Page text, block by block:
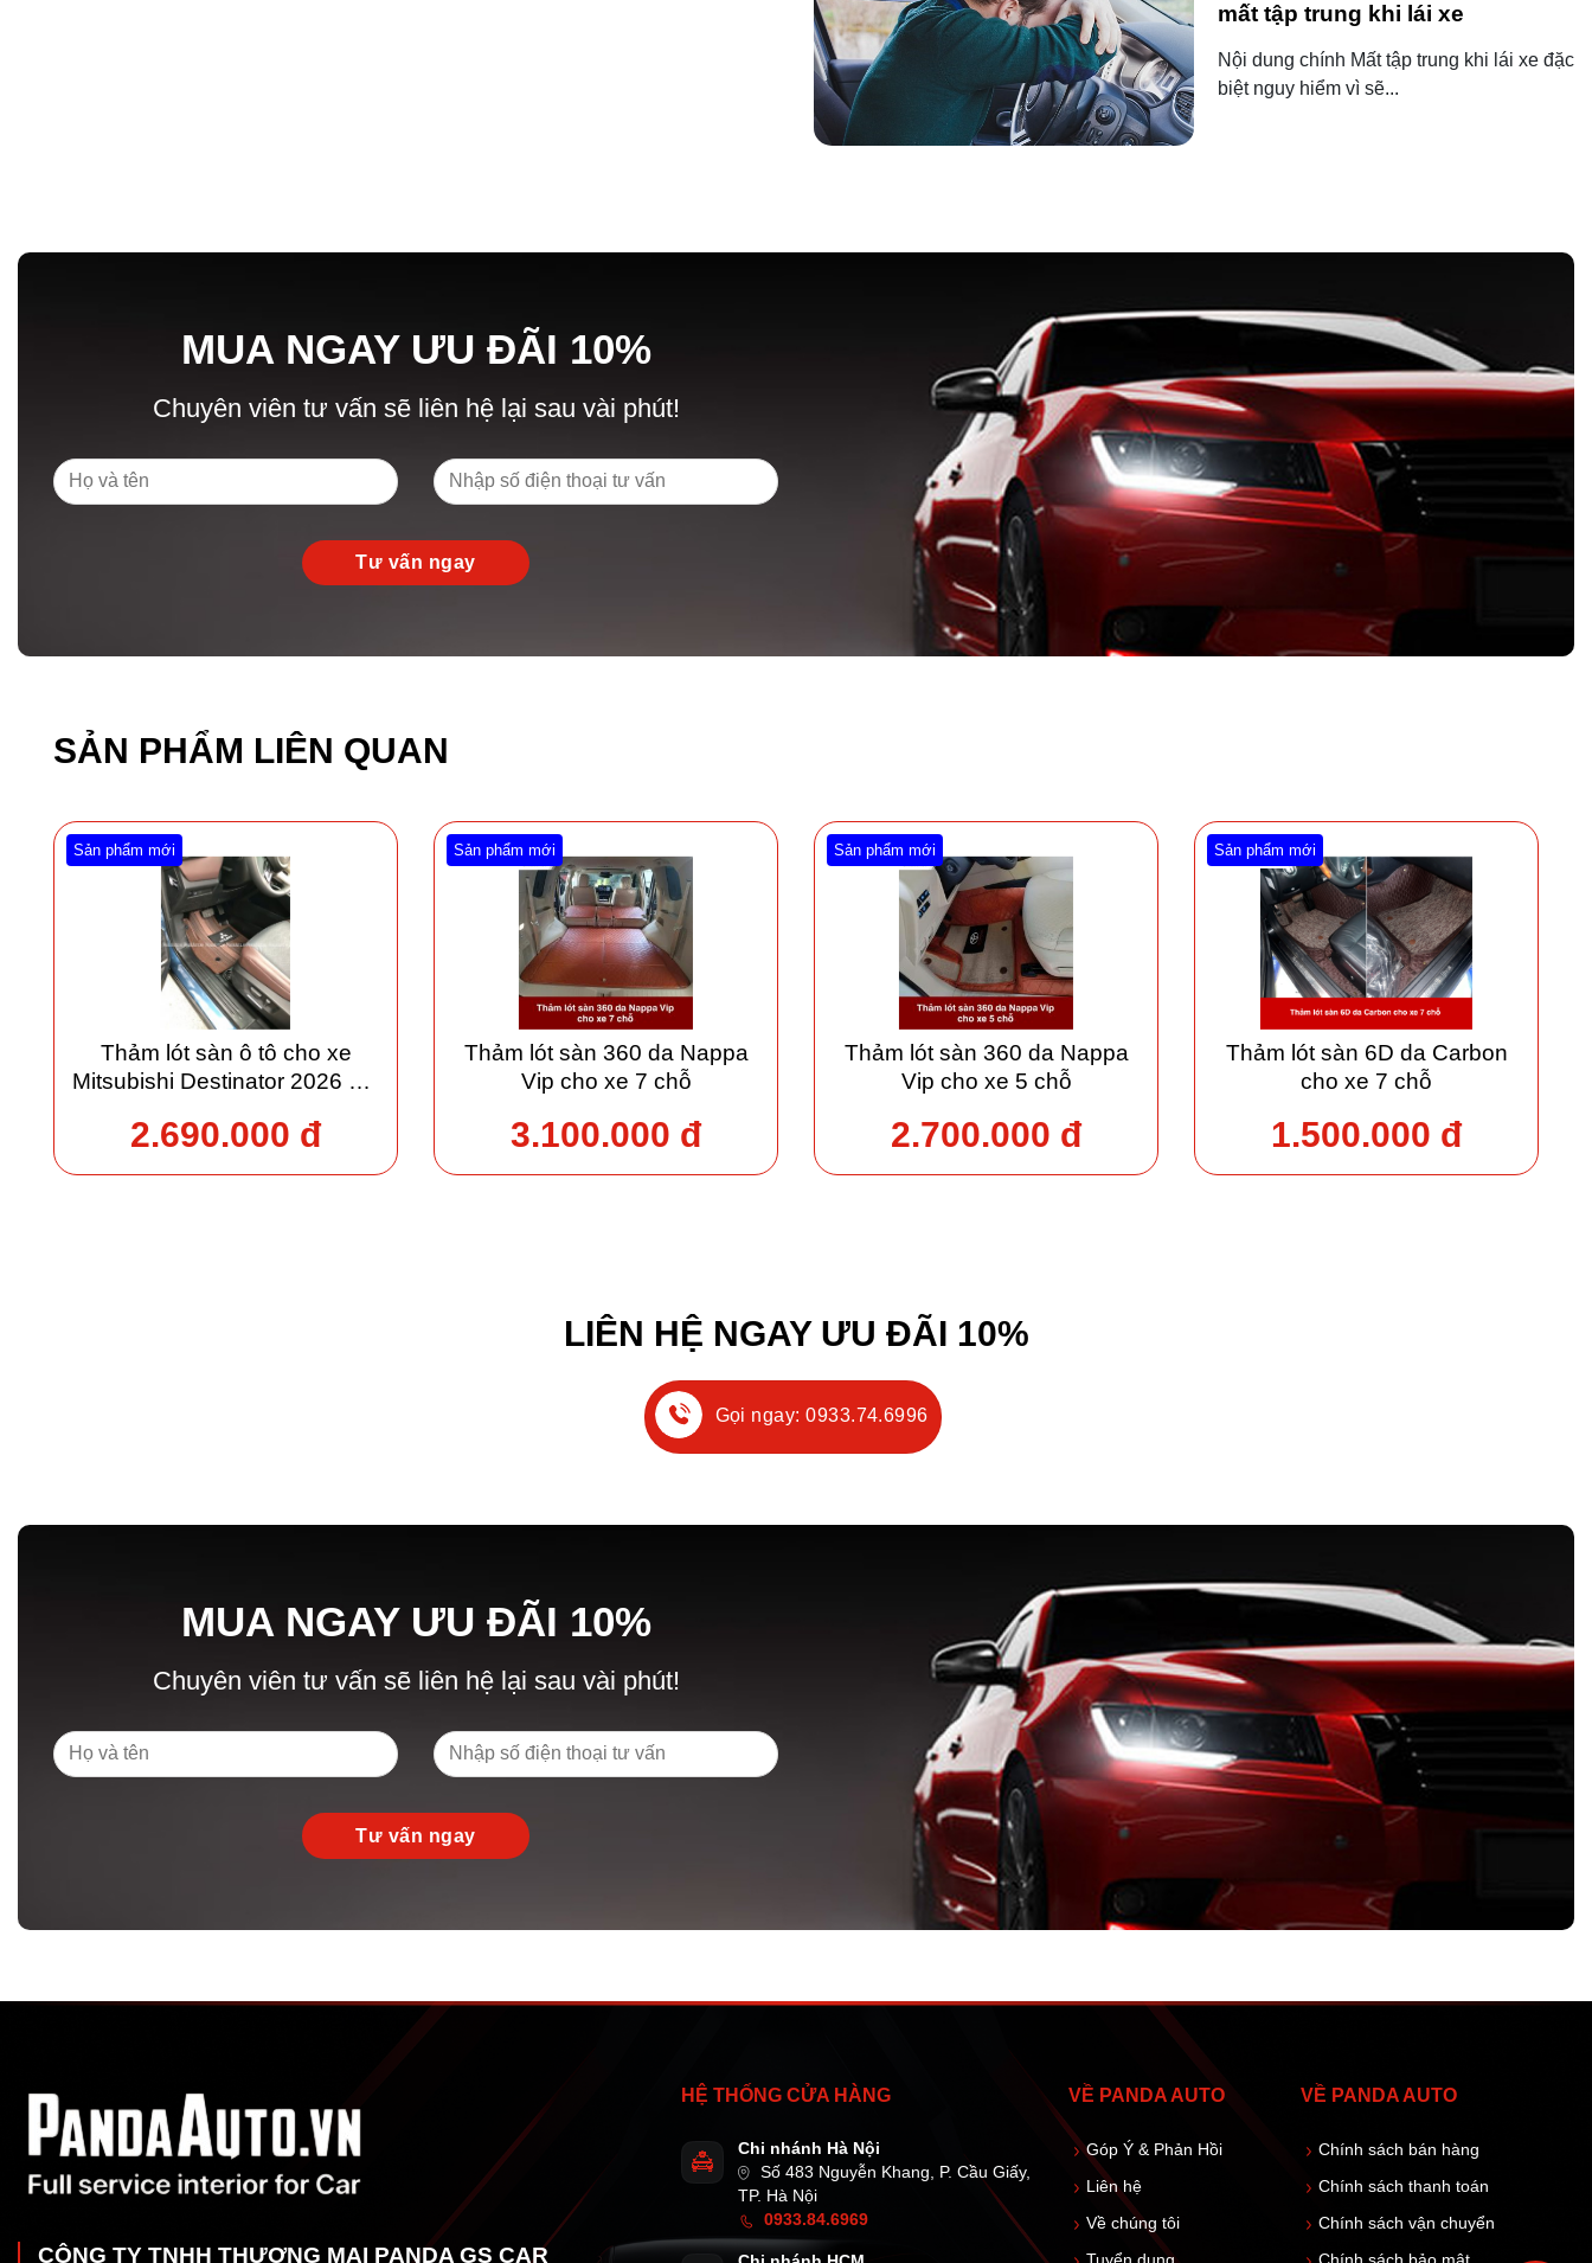
mất tập trung khi lái xe
Nội dung chính Mất tập trung khi lái xe đặc
biệt nguy hiểm vì sẽ...
MUA NGAY ƯU ĐÃI 10%
Chuyên viên tư vấn sẽ liên hệ lại sau vài phút!
SẢN PHẨM LIÊN QUAN
Sản phẩm mới
Thảm lót sàn ô tô cho xe
Mitsubishi Destinator 2026 giá
2.690.000 đ
Sản phẩm mới
Thảm lót sàn 360 da Nappa
Vip cho xe 7 chỗ
3.100.000 đ
Sản phẩm mới
Thảm lót sàn 360 da Nappa
Vip cho xe 5 chỗ
2.700.000 đ
Sản phẩm mới
Thảm lót sàn 6D da Carbon
cho xe 7 chỗ
1.500.000 đ
LIÊN HỆ NGAY ƯU ĐÃI 10%
Gọi ngay: 0933.74.6996
MUA NGAY ƯU ĐÃI 10%
Chuyên viên tư vấn sẽ liên hệ lại sau vài phút!
CÔNG TY TNHH THƯƠNG MẠI PANDA GS CAR
HỆ THỐNG CỬA HÀNG
Chi nhánh Hà Nội
Số 483 Nguyễn Khang, P. Cầu Giấy,
TP. Hà Nội
0933.84.6969
VỀ PANDA AUTO
Góp Ý & Phản Hồi
Liên hệ
Về chúng tôi
Tuyển dụng
VỀ PANDA AUTO
Chính sách bán hàng
Chính sách thanh toán
Chính sách vận chuyển
Chính sách bảo mật